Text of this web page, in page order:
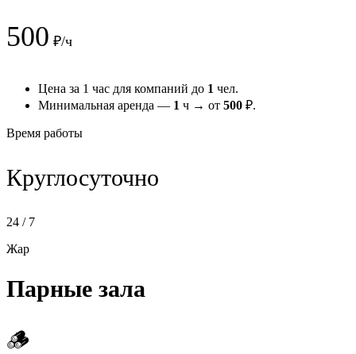
500 ₽/ч
Цена за 1 час для компаний до 1 чел.
Минимальная аренда — 1 ч → от 500 ₽.
Время работы
Круглосуточно
24 / 7
Жар
Парные зала
🪵